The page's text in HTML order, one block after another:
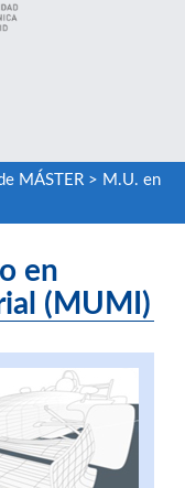
MÁSTER> M.U. en
en
(MUMI)